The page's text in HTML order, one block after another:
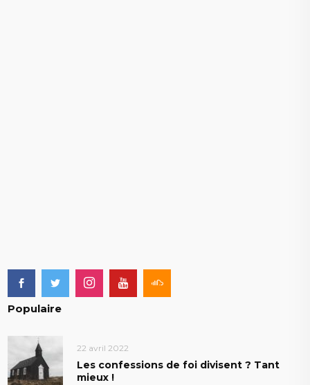
Populaire
22 avril 2022
Les confessions de foi divisent ? Tant
mieux !